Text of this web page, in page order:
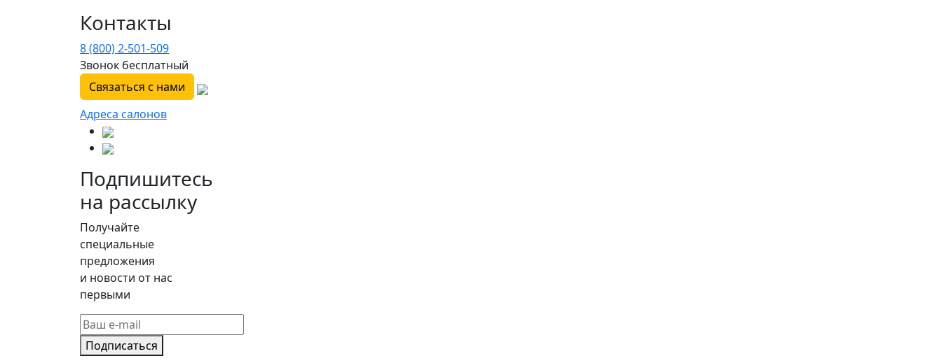
Контакты
8 (800) 2-501-509
Звонок бесплатный
Связаться с нами
Адреса салонов
Подпишитесь
на рассылку
Получайте
специальные
предложения
и новости от нас
первыми
Подписаться